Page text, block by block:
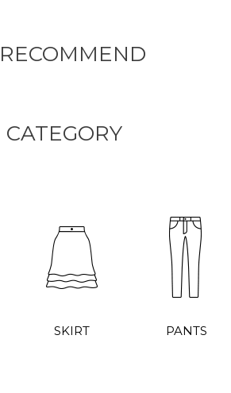
RECOMMEND
CATEGORY
SKIRT PANTS